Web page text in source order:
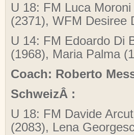
U 18: FM Luca
(2371), WFM Desiree
U 14: FM Edoardo Di
(1968), Maria Palma
Coach: Roberto
SchweizÂ :
U 18: FM Davide
(2083), Lena